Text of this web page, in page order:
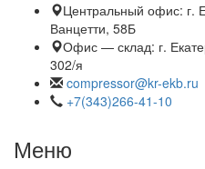
Центральный офис: г.
Ванцетти, 58Б
Офис — склад: г.
302/я
compressor@kr-ekb.ru
+7(343)266-41-10
Меню